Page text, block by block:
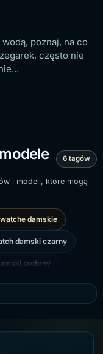
poznaj, na co
często nie
6 tagów
i modeli, które mogą
damskie
damski czarny
srebrny